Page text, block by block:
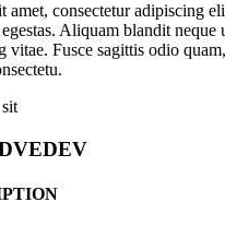
amet, consectetur adipiscing
Aliquam blandit neque
vitae. Fusce sagittis odio